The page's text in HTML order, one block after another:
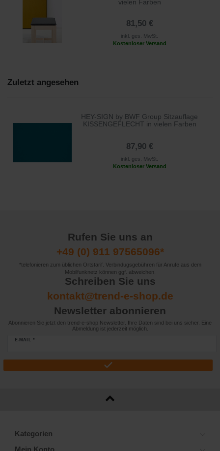
vielen Farben
81,50 €
inkl. ges. MwSt.
Kostenloser Versand
Zuletzt angesehen
HEY-SIGN by BWF Group Sitzauflage
KISSENGEFLECHT in vielen Farben
87,90 €
inkl. ges. MwSt.
Kostenloser Versand
Rufen Sie uns an
+49 (0) 911 97565096*
*telefonieren zum üblichen Ortstarif. Verbindugsgebühren für Anrufe aus dem
Mobilfunknetz können ggf. abweichen.
Schreiben Sie uns
kontakt@trend-e-shop.de
Newsletter abonnieren
Abonnieren Sie jetzt den trend-e-shop Newsletter. Ihre Daten sind bei uns sicher. Eine
Abmeldung ist jederzeit möglich.
E-MAIL *
Kategorien